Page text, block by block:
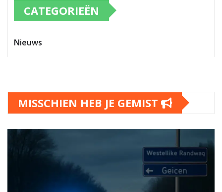
CATEGORIEËN
Nieuws
MISSCHIEN HEB JE GEMIST